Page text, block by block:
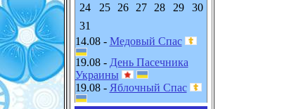
24
25 26 27 28 29
30
31
14.08 - Медовый Спас
19.08 - День Пасечника
Украины
19.08 - Яблочный Спас